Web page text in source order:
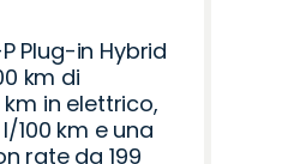
Plug-in Hybrid
km di
in elettrico,
100 km e una
rate da 199